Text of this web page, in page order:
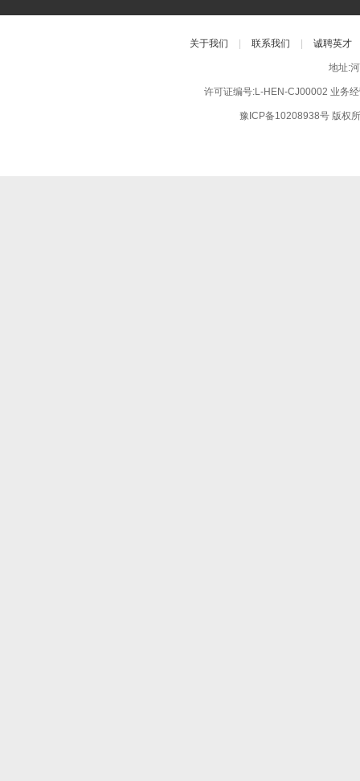
关于我们 联系我们 诚聘英才
地址:
许可证编号:L-HEN-CJ00002 业务
豫ICP备10208938号 版权